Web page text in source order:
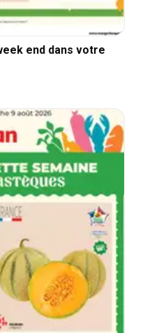
end dans votre